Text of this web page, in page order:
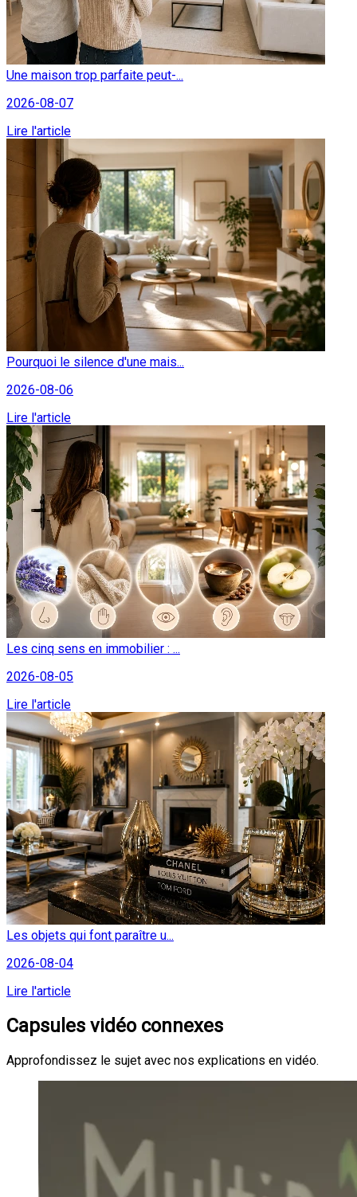
Une maison trop parfaite peut-...
2026-08-07
Lire l'article
Pourquoi le silence d'une mais...
2026-08-06
Lire l'article
Les cinq sens en immobilier : ...
2026-08-05
Lire l'article
Les objets qui font paraître u...
2026-08-04
Lire l'article
Capsules vidéo connexes
Approfondissez le sujet avec nos explications en vidéo.